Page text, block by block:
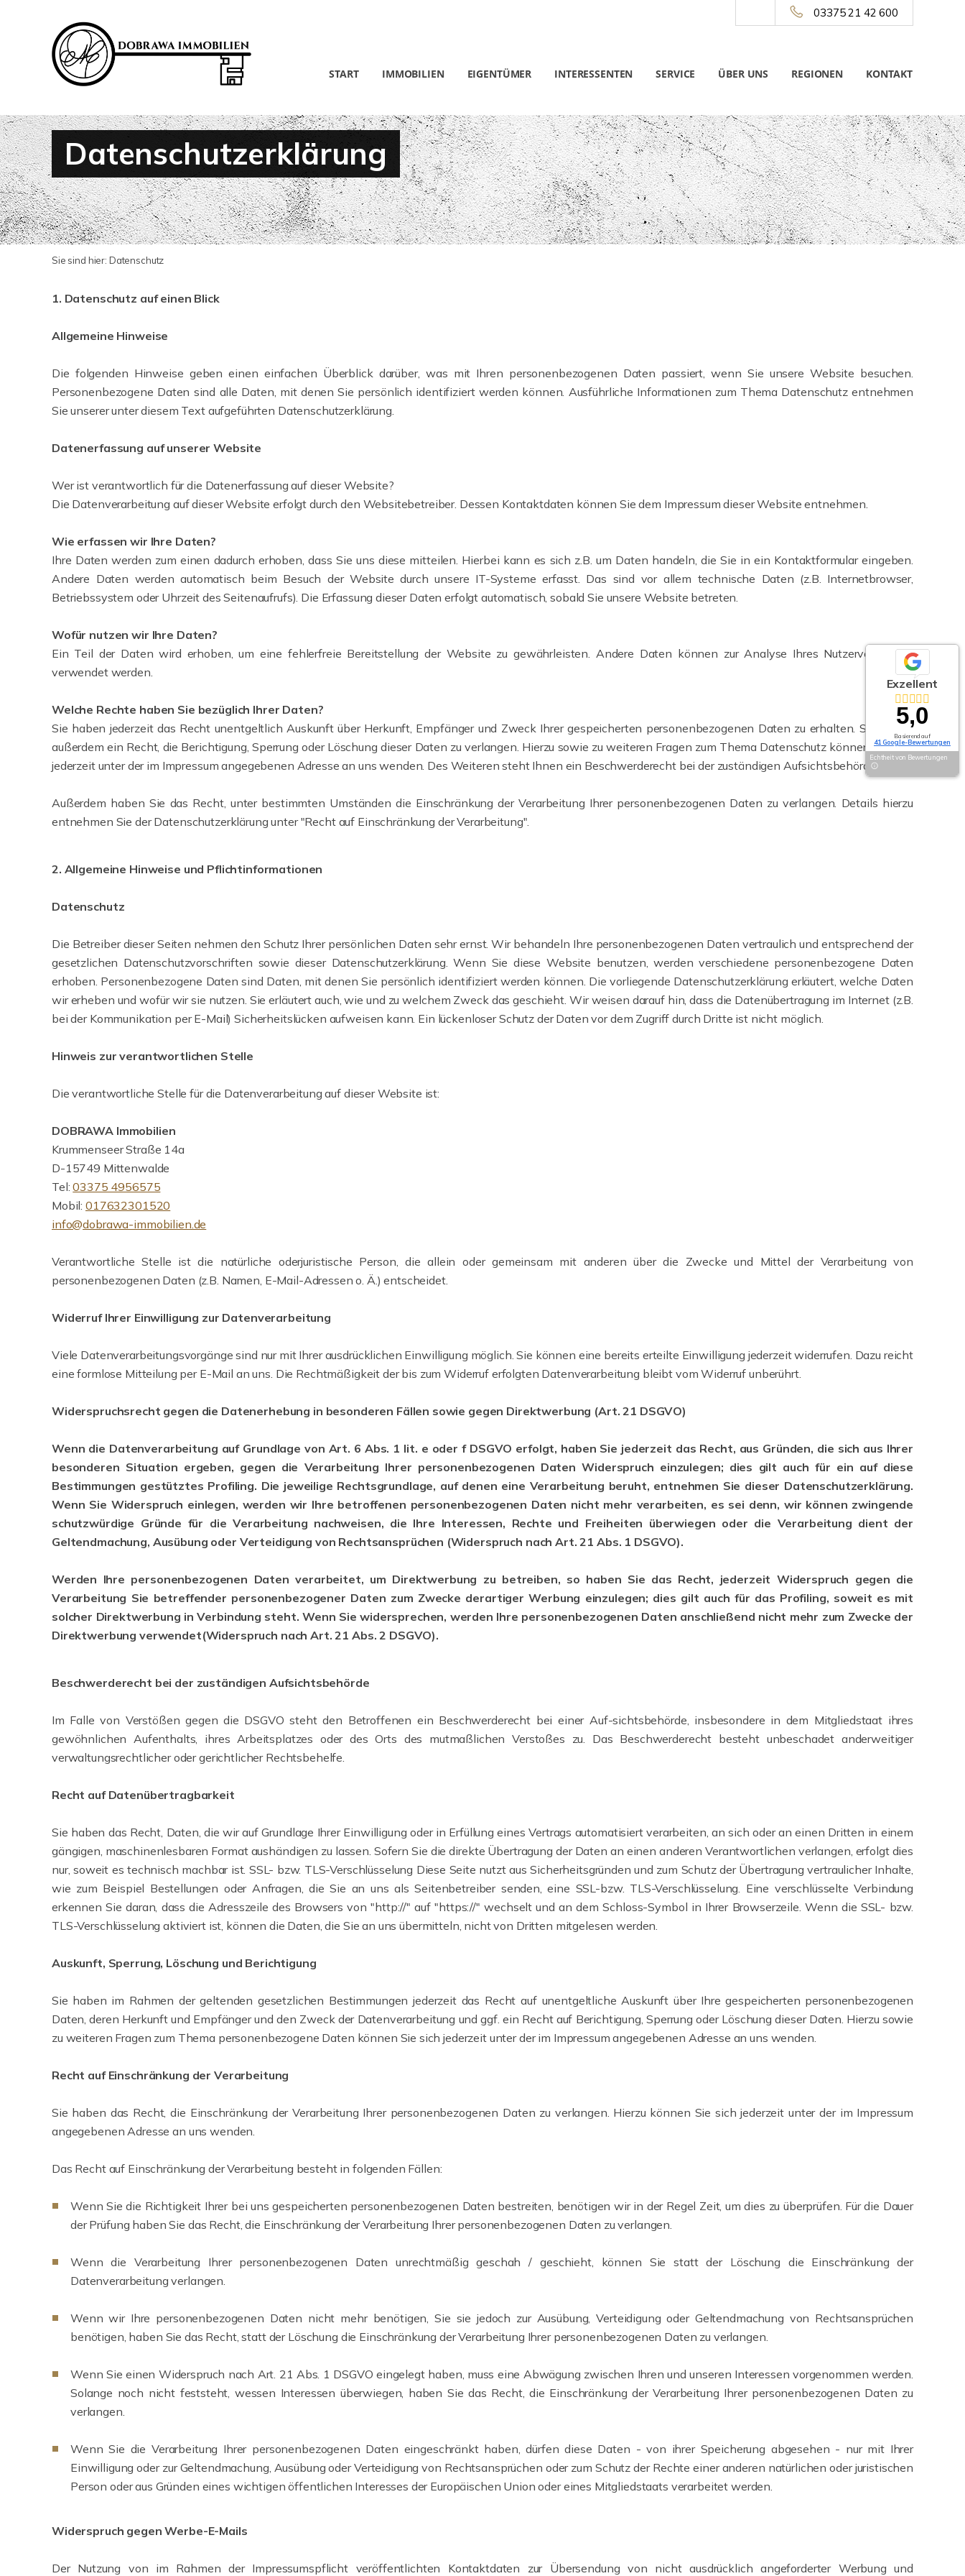
03375 21 42 600
START IMMOBILIEN EIGENTÜMER INTERESSENTEN SERVICE ÜBER UNS REGIONEN KONTAKT
Datenschutzerklärung
Sie sind hier: Datenschutz
1. Datenschutz auf einen Blick
Allgemeine Hinweise
Die folgenden Hinweise geben einen einfachen Überblick darüber, was mit Ihren personenbezogenen Daten passiert, wenn Sie unsere Website besuchen.
Personenbezogene Daten sind alle Daten, mit denen Sie persönlich identifiziert werden können. Ausführliche Informationen zum Thema Datenschutz entnehmen
Sie unserer unter diesem Text aufgeführten Datenschutzerklärung.
Datenerfassung auf unserer Website
Wer ist verantwortlich für die Datenerfassung auf dieser Website?
Die Datenverarbeitung auf dieser Website erfolgt durch den Websitebetreiber. Dessen Kontaktdaten können Sie dem Impressum dieser Website entnehmen.
Wie erfassen wir Ihre Daten?
Ihre Daten werden zum einen dadurch erhoben, dass Sie uns diese mitteilen. Hierbei kann es sich z.B. um Daten handeln, die Sie in ein Kontaktformular eingeben.
Andere Daten werden automatisch beim Besuch der Website durch unsere IT-Systeme erfasst. Das sind vor allem technische Daten (z.B. Internetbrowser,
Betriebssystem oder Uhrzeit des Seitenaufrufs). Die Erfassung dieser Daten erfolgt automatisch, sobald Sie unsere Website betreten.
Wofür nutzen wir Ihre Daten?
Ein Teil der Daten wird erhoben, um eine fehlerfreie Bereitstellung der Website zu gewährleisten. Andere Daten können zur Analyse Ihres Nutzerverhaltens
verwendet werden.
Welche Rechte haben Sie bezüglich Ihrer Daten?
Sie haben jederzeit das Recht unentgeltlich Auskunft über Herkunft, Empfänger und Zweck Ihrer gespeicherten personenbezogenen Daten zu erhalten. Sie haben
außerdem ein Recht, die Berichtigung, Sperrung oder Löschung dieser Daten zu verlangen. Hierzu sowie zu weiteren Fragen zum Thema Datenschutz können Sie sich
jederzeit unter der im Impressum angegebenen Adresse an uns wenden. Des Weiteren steht Ihnen ein Beschwerderecht bei der zuständigen Aufsichtsbehörde zu.
Außerdem haben Sie das Recht, unter bestimmten Umständen die Einschränkung der Verarbeitung Ihrer personenbezogenen Daten zu verlangen. Details hierzu
entnehmen Sie der Datenschutzerklärung unter "Recht auf Einschränkung der Verarbeitung".
2. Allgemeine Hinweise und Pflichtinformationen
Datenschutz
Die Betreiber dieser Seiten nehmen den Schutz Ihrer persönlichen Daten sehr ernst. Wir behandeln Ihre personenbezogenen Daten vertraulich und entsprechend der
gesetzlichen Datenschutzvorschriften sowie dieser Datenschutzerklärung. Wenn Sie diese Website benutzen, werden verschiedene personenbezogene Daten
erhoben. Personenbezogene Daten sind Daten, mit denen Sie persönlich identifiziert werden können. Die vorliegende Datenschutzerklärung erläutert, welche Daten
wir erheben und wofür wir sie nutzen. Sie erläutert auch, wie und zu welchem Zweck das geschieht. Wir weisen darauf hin, dass die Datenübertragung im Internet (z.B.
bei der Kommunikation per E-Mail) Sicherheitslücken aufweisen kann. Ein lückenloser Schutz der Daten vor dem Zugriff durch Dritte ist nicht möglich.
Hinweis zur verantwortlichen Stelle
Die verantwortliche Stelle für die Datenverarbeitung auf dieser Website ist:
DOBRAWA Immobilien
Krummenseer Straße 14a
D-15749 Mittenwalde
Tel:03375 4956575
Mobil: 017632301520
info@dobrawa-immobilien.de
Verantwortliche Stelle ist die natürliche oderjuristische Person, die allein oder gemeinsam mit anderen über die Zwecke und Mittel der Verarbeitung von
personenbezogenen Daten (z.B. Namen, E-Mail-Adressen o. Ä.) entscheidet.
Widerruf Ihrer Einwilligung zur Datenverarbeitung
Viele Datenverarbeitungsvorgänge sind nur mit Ihrer ausdrücklichen Einwilligung möglich. Sie können eine bereits erteilte Einwilligung jederzeit widerrufen. Dazu reicht
eine formlose Mitteilung per E-Mail an uns. Die Rechtmäßigkeit der bis zum Widerruf erfolgten Datenverarbeitung bleibt vom Widerruf unberührt.
Widerspruchsrecht gegen die Datenerhebung in besonderen Fällen sowie gegen Direktwerbung (Art. 21 DSGVO)
Wenn die Datenverarbeitung auf Grundlage von Art. 6 Abs. 1 lit. e oder f DSGVO erfolgt, haben Sie jederzeit das Recht, aus Gründen, die sich aus Ihrer
besonderen Situation ergeben, gegen die Verarbeitung Ihrer personenbezogenen Daten Widerspruch einzulegen; dies gilt auch für ein auf diese
Bestimmungen gestütztes Profiling. Die jeweilige Rechtsgrundlage, auf denen eine Verarbeitung beruht, entnehmen Sie dieser Datenschutzerklärung.
Wenn Sie Widerspruch einlegen, werden wir Ihre betroffenen personenbezogenen Daten nicht mehr verarbeiten, es sei denn, wir können zwingende
schutzwürdige Gründe für die Verarbeitung nachweisen, die Ihre Interessen, Rechte und Freiheiten überwiegen oder die Verarbeitung dient der
Geltendmachung, Ausübung oder Verteidigung von Rechtsansprüchen (Widerspruch nach Art. 21 Abs. 1 DSGVO).
Werden Ihre personenbezogenen Daten verarbeitet, um Direktwerbung zu betreiben, so haben Sie das Recht, jederzeit Widerspruch gegen die
Verarbeitung Sie betreffender personenbezogener Daten zum Zwecke derartiger Werbung einzulegen; dies gilt auch für das Profiling, soweit es mit
solcher Direktwerbung in Verbindung steht. Wenn Sie widersprechen, werden Ihre personenbezogenen Daten anschließend nicht mehr zum Zwecke der
Direktwerbung verwendet(Widerspruch nach Art. 21 Abs. 2 DSGVO).
Beschwerderecht bei der zuständigen Aufsichtsbehörde
Im Falle von Verstößen gegen die DSGVO steht den Betroffenen ein Beschwerderecht bei einer Auf-sichtsbehörde, insbesondere in dem Mitgliedstaat ihres
gewöhnlichen Aufenthalts, ihres Arbeitsplatzes oder des Orts des mutmaßlichen Verstoßes zu. Das Beschwerderecht besteht unbeschadet anderweitiger
verwaltungsrechtlicher oder gerichtlicher Rechtsbehelfe.
Recht auf Datenübertragbarkeit
Sie haben das Recht, Daten, die wir auf Grundlage Ihrer Einwilligung oder in Erfüllung eines Vertrags automatisiert verarbeiten, an sich oder an einen Dritten in einem
gängigen, maschinenlesbaren Format aushändigen zu lassen. Sofern Sie die direkte Übertragung der Daten an einen anderen Verantwortlichen verlangen, erfolgt dies
nur, soweit es technisch machbar ist. SSL- bzw. TLS-Verschlüsselung Diese Seite nutzt aus Sicherheitsgründen und zum Schutz der Übertragung vertraulicher Inhalte,
wie zum Beispiel Bestellungen oder Anfragen, die Sie an uns als Seitenbetreiber senden, eine SSL-bzw. TLS-Verschlüsselung. Eine verschlüsselte Verbindung
erkennen Sie daran, dass die Adresszeile des Browsers von "http://" auf "https://" wechselt und an dem Schloss-Symbol in Ihrer Browserzeile. Wenn die SSL- bzw.
TLS-Verschlüsselung aktiviert ist, können die Daten, die Sie an uns übermitteln, nicht von Dritten mitgelesen werden.
Auskunft, Sperrung, Löschung und Berichtigung
Sie haben im Rahmen der geltenden gesetzlichen Bestimmungen jederzeit das Recht auf unentgeltliche Auskunft über Ihre gespeicherten personenbezogenen
Daten, deren Herkunft und Empfänger und den Zweck der Datenverarbeitung und ggf. ein Recht auf Berichtigung, Sperrung oder Löschung dieser Daten. Hierzu sowie
zu weiteren Fragen zum Thema personenbezogene Daten können Sie sich jederzeit unter der im Impressum angegebenen Adresse an uns wenden.
Recht auf Einschränkung der Verarbeitung
Sie haben das Recht, die Einschränkung der Verarbeitung Ihrer personenbezogenen Daten zu verlangen. Hierzu können Sie sich jederzeit unter der im Impressum
angegebenen Adresse an uns wenden.
Das Recht auf Einschränkung der Verarbeitung besteht in folgenden Fällen:
Wenn Sie die Richtigkeit Ihrer bei uns gespeicherten personenbezogenen Daten bestreiten, benötigen wir in der Regel Zeit, um dies zu überprüfen. Für die Dauer
der Prüfung haben Sie das Recht, die Einschränkung der Verarbeitung Ihrer personenbezogenen Daten zu verlangen.
Wenn die Verarbeitung Ihrer personenbezogenen Daten unrechtmäßig geschah / geschieht, können Sie statt der Löschung die Einschränkung der
Datenverarbeitung verlangen.
Wenn wir Ihre personenbezogenen Daten nicht mehr benötigen, Sie sie jedoch zur Ausübung, Verteidigung oder Geltendmachung von Rechtsansprüchen
benötigen, haben Sie das Recht, statt der Löschung die Einschränkung der Verarbeitung Ihrer personenbezogenen Daten zu verlangen.
Wenn Sie einen Widerspruch nach Art. 21 Abs. 1 DSGVO eingelegt haben, muss eine Abwägung zwischen Ihren und unseren Interessen vorgenommen werden.
Solange noch nicht feststeht, wessen Interessen überwiegen, haben Sie das Recht, die Einschränkung der Verarbeitung Ihrer personenbezogenen Daten zu
verlangen.
Wenn Sie die Verarbeitung Ihrer personenbezogenen Daten eingeschränkt haben, dürfen diese Daten - von ihrer Speicherung abgesehen - nur mit Ihrer
Einwilligung oder zur Geltendmachung, Ausübung oder Verteidigung von Rechtsansprüchen oder zum Schutz der Rechte einer anderen natürlichen oder juristischen
Person oder aus Gründen eines wichtigen öffentlichen Interesses der Europäischen Union oder eines Mitgliedstaats verarbeitet werden.
Widerspruch gegen Werbe-E-Mails
Der Nutzung von im Rahmen der Impressumspflicht veröffentlichten Kontaktdaten zur Übersendung von nicht ausdrücklich angeforderter Werbung und
Exzellent
5,0
Basierend auf
41 Google-Bewertungen
Echtheit von Bewertungen